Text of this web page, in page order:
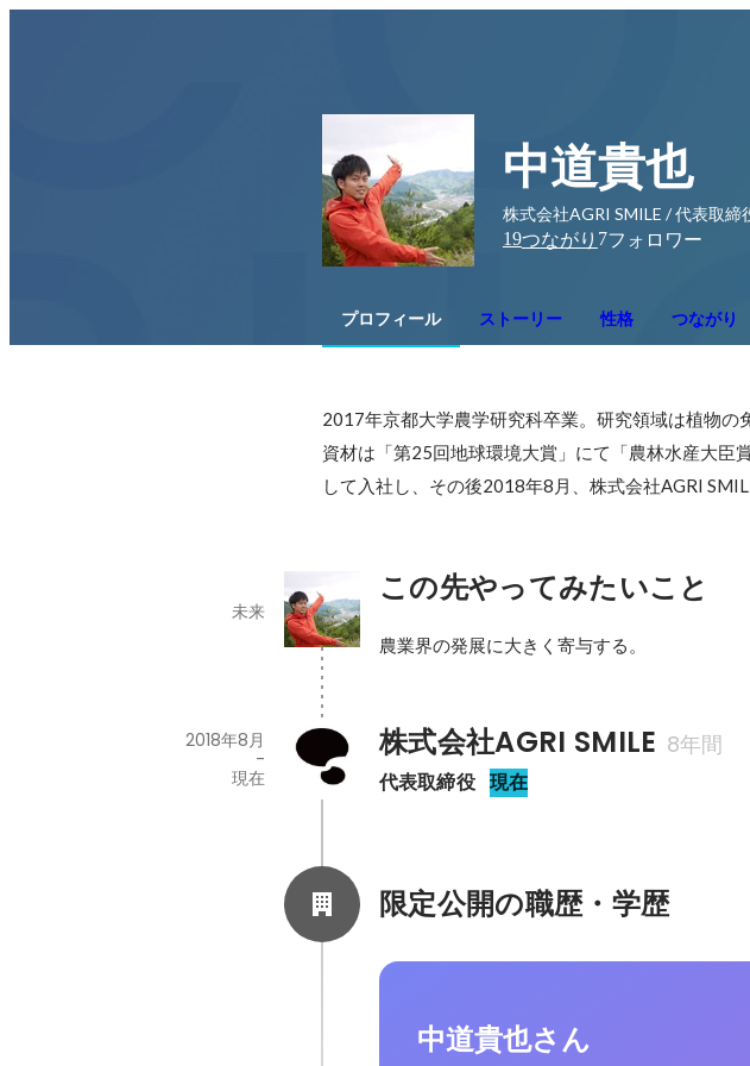
中道貴也
株式会社AGRI SMILE / 代表取締
19つながり 7フォロワー
プロフィール ストーリー 性格 つながり
2017年京都大学農学研究科卒業。研究領域は植物の
資材は「第25回地球環境大賞」にて「農林水産大臣
して入社し、その後2018年8月、株式会社AGRI
この先やってみたいこと
未来
農業界の発展に大きく寄与する。
株式会社AGRI SMILE 8年間
代表取締役 現在
2018年8月
-
現在
限定公開の職歴・学歴
中道貴也さん